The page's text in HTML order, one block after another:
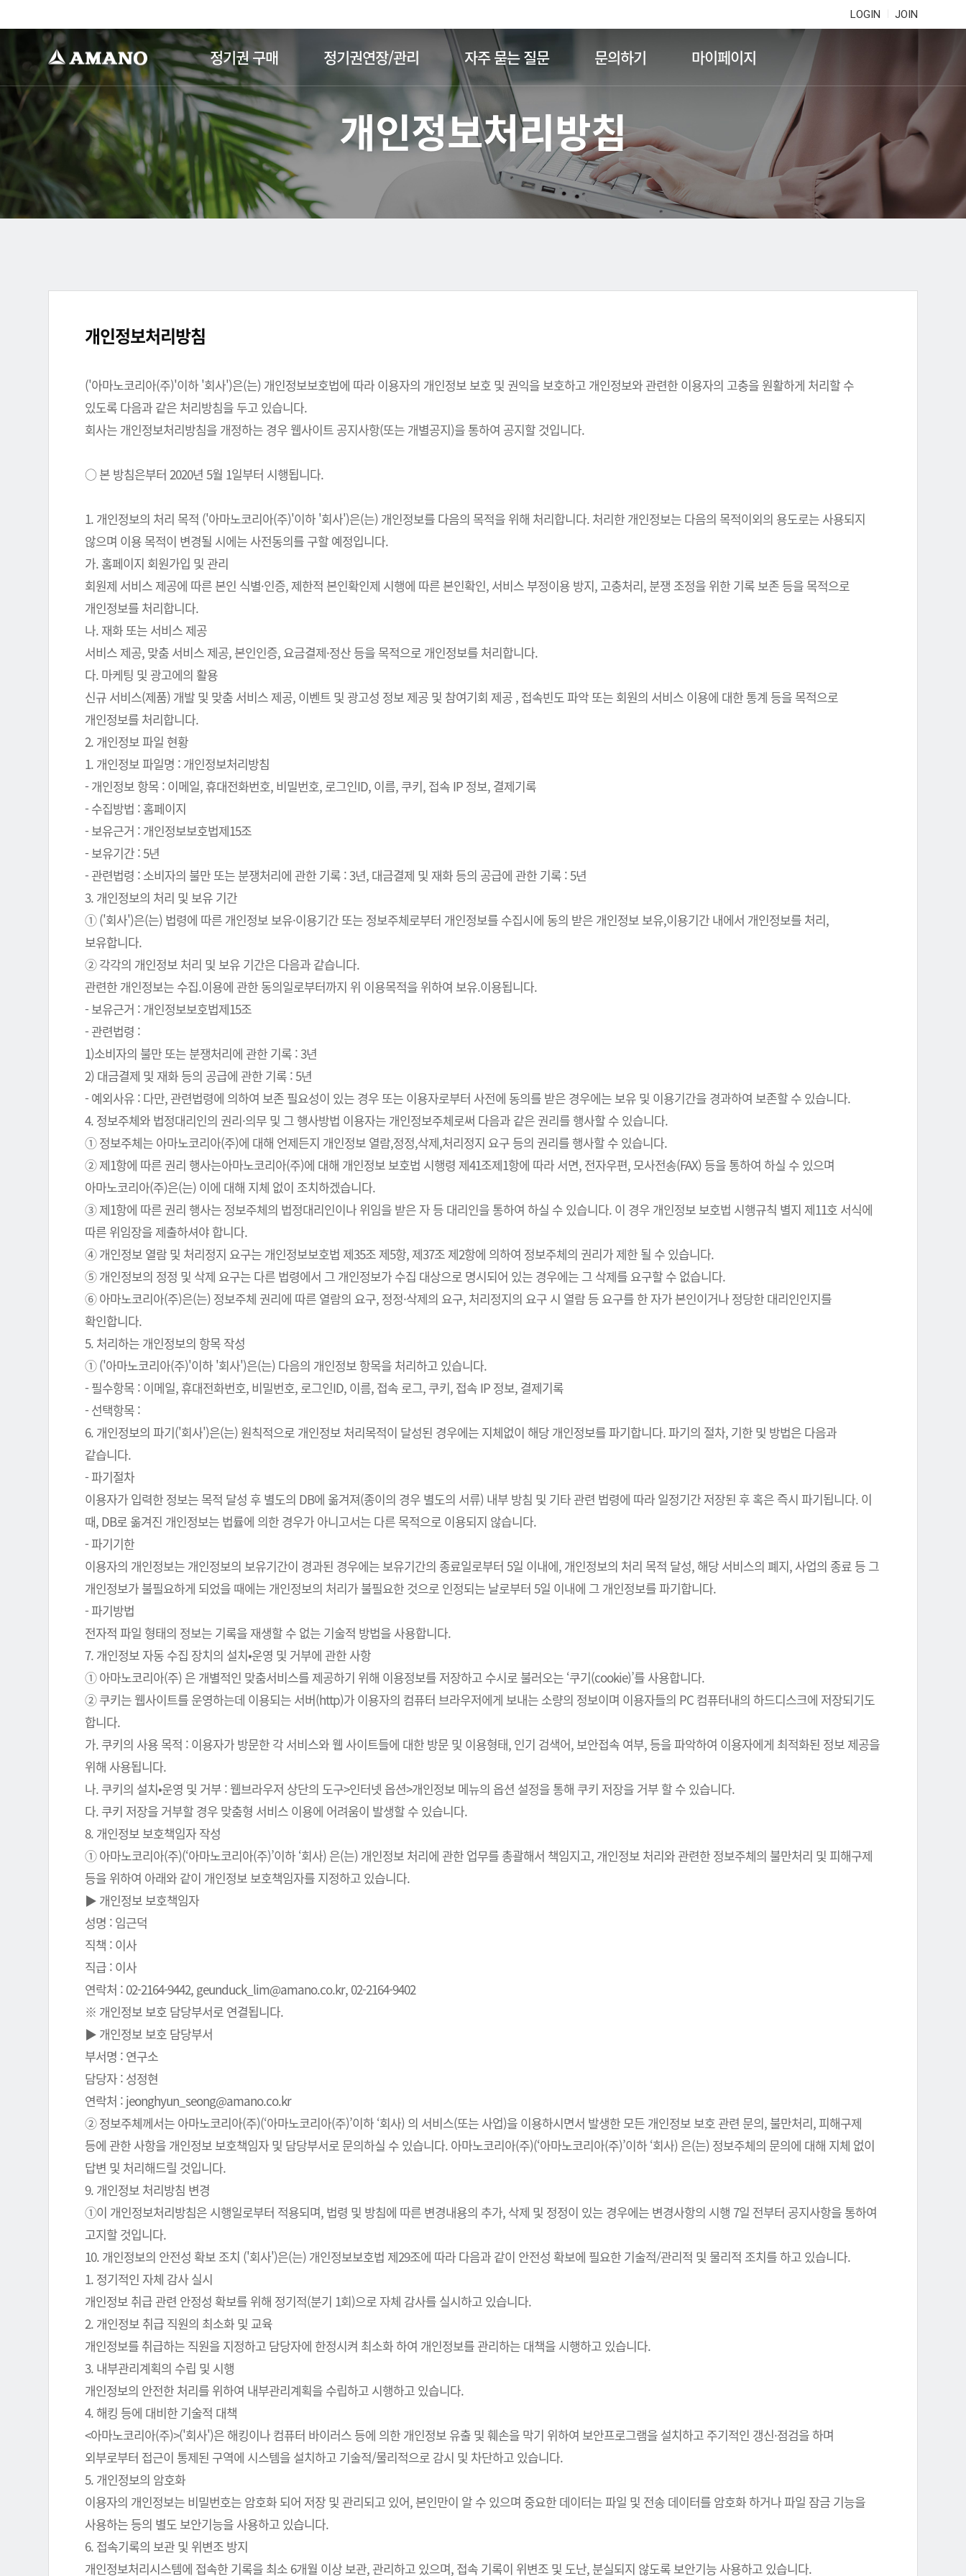
LOGIN JOIN
정기권 구매 정기권연장/관리 자주 묻는 질문 문의하기 마이페이지
개인정보처리방침
개인정보처리방침
('아마노코리아(주)'이하 '회사')은(는) 개인정보보호법에 따라 이용자의 개인정보 보호 및 권익을 보호하고 개인정보와 관련한 이용자의 고충을 원활하게 처리할 수
있도록 다음과 같은 처리방침을 두고 있습니다.
회사는 개인정보처리방침을 개정하는 경우 웹사이트 공지사항(또는 개별공지)을 통하여 공지할 것입니다.
○ 본 방침은부터 2020년 5월 1일부터 시행됩니다.
1. 개인정보의 처리 목적 ('아마노코리아(주)'이하 '회사')은(는) 개인정보를 다음의 목적을 위해 처리합니다. 처리한 개인정보는 다음의 목적이외의 용도로는 사용되지
않으며 이용 목적이 변경될 시에는 사전동의를 구할 예정입니다.
가. 홈페이지 회원가입 및 관리
회원제 서비스 제공에 따른 본인 식별·인증, 제한적 본인확인제 시행에 따른 본인확인, 서비스 부정이용 방지, 고충처리, 분쟁 조정을 위한 기록 보존 등을 목적으로
개인정보를 처리합니다.
나. 재화 또는 서비스 제공
서비스 제공, 맞춤 서비스 제공, 본인인증, 요금결제·정산 등을 목적으로 개인정보를 처리합니다.
다. 마케팅 및 광고에의 활용
신규 서비스(제품) 개발 및 맞춤 서비스 제공, 이벤트 및 광고성 정보 제공 및 참여기회 제공 , 접속빈도 파악 또는 회원의 서비스 이용에 대한 통계 등을 목적으로
개인정보를 처리합니다.
2. 개인정보 파일 현황
1. 개인정보 파일명 : 개인정보처리방침
- 개인정보 항목 : 이메일, 휴대전화번호, 비밀번호, 로그인ID, 이름, 쿠키, 접속 IP 정보, 결제기록
- 수집방법 : 홈페이지
- 보유근거 : 개인정보보호법제15조
- 보유기간 : 5년
- 관련법령 : 소비자의 불만 또는 분쟁처리에 관한 기록 : 3년, 대금결제 및 재화 등의 공급에 관한 기록 : 5년
3. 개인정보의 처리 및 보유 기간
① ('회사')은(는) 법령에 따른 개인정보 보유·이용기간 또는 정보주체로부터 개인정보를 수집시에 동의 받은 개인정보 보유,이용기간 내에서 개인정보를 처리,
보유합니다.
② 각각의 개인정보 처리 및 보유 기간은 다음과 같습니다.
관련한 개인정보는 수집.이용에 관한 동의일로부터까지 위 이용목적을 위하여 보유.이용됩니다.
- 보유근거 : 개인정보보호법제15조
- 관련법령 :
1)소비자의 불만 또는 분쟁처리에 관한 기록 : 3년
2) 대금결제 및 재화 등의 공급에 관한 기록 : 5년
- 예외사유 : 다만, 관련법령에 의하여 보존 필요성이 있는 경우 또는 이용자로부터 사전에 동의를 받은 경우에는 보유 및 이용기간을 경과하여 보존할 수 있습니다.
4. 정보주체와 법정대리인의 권리·의무 및 그 행사방법 이용자는 개인정보주체로써 다음과 같은 권리를 행사할 수 있습니다.
① 정보주체는 아마노코리아(주)에 대해 언제든지 개인정보 열람,정정,삭제,처리정지 요구 등의 권리를 행사할 수 있습니다.
② 제1항에 따른 권리 행사는아마노코리아(주)에 대해 개인정보 보호법 시행령 제41조제1항에 따라 서면, 전자우편, 모사전송(FAX) 등을 통하여 하실 수 있으며
아마노코리아(주)은(는) 이에 대해 지체 없이 조치하겠습니다.
③ 제1항에 따른 권리 행사는 정보주체의 법정대리인이나 위임을 받은 자 등 대리인을 통하여 하실 수 있습니다. 이 경우 개인정보 보호법 시행규칙 별지 제11호 서식에
따른 위임장을 제출하셔야 합니다.
④ 개인정보 열람 및 처리정지 요구는 개인정보보호법 제35조 제5항, 제37조 제2항에 의하여 정보주체의 권리가 제한 될 수 있습니다.
⑤ 개인정보의 정정 및 삭제 요구는 다른 법령에서 그 개인정보가 수집 대상으로 명시되어 있는 경우에는 그 삭제를 요구할 수 없습니다.
⑥ 아마노코리아(주)은(는) 정보주체 권리에 따른 열람의 요구, 정정·삭제의 요구, 처리정지의 요구 시 열람 등 요구를 한 자가 본인이거나 정당한 대리인인지를
확인합니다.
5. 처리하는 개인정보의 항목 작성
① ('아마노코리아(주)'이하 '회사')은(는) 다음의 개인정보 항목을 처리하고 있습니다.
- 필수항목 : 이메일, 휴대전화번호, 비밀번호, 로그인ID, 이름, 접속 로그, 쿠키, 접속 IP 정보, 결제기록
- 선택항목 :
6. 개인정보의 파기('회사')은(는) 원칙적으로 개인정보 처리목적이 달성된 경우에는 지체없이 해당 개인정보를 파기합니다. 파기의 절차, 기한 및 방법은 다음과
같습니다.
- 파기절차
이용자가 입력한 정보는 목적 달성 후 별도의 DB에 옮겨져(종이의 경우 별도의 서류) 내부 방침 및 기타 관련 법령에 따라 일정기간 저장된 후 혹은 즉시 파기됩니다. 이
때, DB로 옮겨진 개인정보는 법률에 의한 경우가 아니고서는 다른 목적으로 이용되지 않습니다.
- 파기기한
이용자의 개인정보는 개인정보의 보유기간이 경과된 경우에는 보유기간의 종료일로부터 5일 이내에, 개인정보의 처리 목적 달성, 해당 서비스의 폐지, 사업의 종료 등 그
개인정보가 불필요하게 되었을 때에는 개인정보의 처리가 불필요한 것으로 인정되는 날로부터 5일 이내에 그 개인정보를 파기합니다.
- 파기방법
전자적 파일 형태의 정보는 기록을 재생할 수 없는 기술적 방법을 사용합니다.
7. 개인정보 자동 수집 장치의 설치•운영 및 거부에 관한 사항
① 아마노코리아(주) 은 개별적인 맞춤서비스를 제공하기 위해 이용정보를 저장하고 수시로 불러오는 ‘쿠기(cookie)’를 사용합니다.
② 쿠키는 웹사이트를 운영하는데 이용되는 서버(http)가 이용자의 컴퓨터 브라우저에게 보내는 소량의 정보이며 이용자들의 PC 컴퓨터내의 하드디스크에 저장되기도
합니다.
가. 쿠키의 사용 목적 : 이용자가 방문한 각 서비스와 웹 사이트들에 대한 방문 및 이용형태, 인기 검색어, 보안접속 여부, 등을 파악하여 이용자에게 최적화된 정보 제공을
위해 사용됩니다.
나. 쿠키의 설치•운영 및 거부 : 웹브라우저 상단의 도구>인터넷 옵션>개인정보 메뉴의 옵션 설정을 통해 쿠키 저장을 거부 할 수 있습니다.
다. 쿠키 저장을 거부할 경우 맞춤형 서비스 이용에 어려움이 발생할 수 있습니다.
8. 개인정보 보호책임자 작성
① 아마노코리아(주)(‘아마노코리아(주)’이하 ‘회사) 은(는) 개인정보 처리에 관한 업무를 총괄해서 책임지고, 개인정보 처리와 관련한 정보주체의 불만처리 및 피해구제
등을 위하여 아래와 같이 개인정보 보호책임자를 지정하고 있습니다.
▶ 개인정보 보호책임자
성명 : 임근덕
직책 : 이사
직급 : 이사
연락처 : 02-2164-9442, geunduck_lim@amano.co.kr, 02-2164-9402
※ 개인정보 보호 담당부서로 연결됩니다.
▶ 개인정보 보호 담당부서
부서명 : 연구소
담당자 : 성정현
연락처 : jeonghyun_seong@amano.co.kr
② 정보주체께서는 아마노코리아(주)(‘아마노코리아(주)’이하 ‘회사) 의 서비스(또는 사업)을 이용하시면서 발생한 모든 개인정보 보호 관련 문의, 불만처리, 피해구제
등에 관한 사항을 개인정보 보호책임자 및 담당부서로 문의하실 수 있습니다. 아마노코리아(주)(‘아마노코리아(주)’이하 ‘회사) 은(는) 정보주체의 문의에 대해 지체 없이
답변 및 처리해드릴 것입니다.
9. 개인정보 처리방침 변경
①이 개인정보처리방침은 시행일로부터 적용되며, 법령 및 방침에 따른 변경내용의 추가, 삭제 및 정정이 있는 경우에는 변경사항의 시행 7일 전부터 공지사항을 통하여
고지할 것입니다.
10. 개인정보의 안전성 확보 조치 ('회사')은(는) 개인정보보호법 제29조에 따라 다음과 같이 안전성 확보에 필요한 기술적/관리적 및 물리적 조치를 하고 있습니다.
1. 정기적인 자체 감사 실시
개인정보 취급 관련 안정성 확보를 위해 정기적(분기 1회)으로 자체 감사를 실시하고 있습니다.
2. 개인정보 취급 직원의 최소화 및 교육
개인정보를 취급하는 직원을 지정하고 담당자에 한정시켜 최소화 하여 개인정보를 관리하는 대책을 시행하고 있습니다.
3. 내부관리계획의 수립 및 시행
개인정보의 안전한 처리를 위하여 내부관리계획을 수립하고 시행하고 있습니다.
4. 해킹 등에 대비한 기술적 대책
<아마노코리아(주)>('회사')은 해킹이나 컴퓨터 바이러스 등에 의한 개인정보 유출 및 훼손을 막기 위하여 보안프로그램을 설치하고 주기적인 갱신·점검을 하며
외부로부터 접근이 통제된 구역에 시스템을 설치하고 기술적/물리적으로 감시 및 차단하고 있습니다.
5. 개인정보의 암호화
이용자의 개인정보는 비밀번호는 암호화 되어 저장 및 관리되고 있어, 본인만이 알 수 있으며 중요한 데이터는 파일 및 전송 데이터를 암호화 하거나 파일 잠금 기능을
사용하는 등의 별도 보안기능을 사용하고 있습니다.
6. 접속기록의 보관 및 위변조 방지
개인정보처리시스템에 접속한 기록을 최소 6개월 이상 보관, 관리하고 있으며, 접속 기록이 위변조 및 도난, 분실되지 않도록 보안기능 사용하고 있습니다.